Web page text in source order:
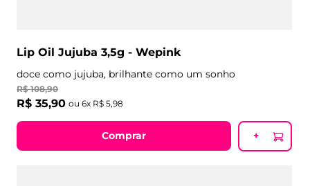
Lip Oil Jujuba 3,5g - Wepink
doce como jujuba, brilhante como um sonho
R$ 108,90
R$ 35,90 ou 6x R$ 5,98
Comprar +